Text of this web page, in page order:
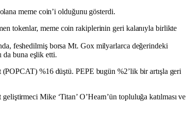
meme coin’i olduğunu gösterdi.
tokenlar, meme coin rakiplerinin geri kalanıyla birlikte
feshedilmiş borsa Mt. Gox milyarlarca değerindeki
da buna eşlik etti.
%16 düştü. PEPE bugün %2’lik bir artışla geri
Mike ‘Titan’ O’Hearn’ün topluluğa katılması ve